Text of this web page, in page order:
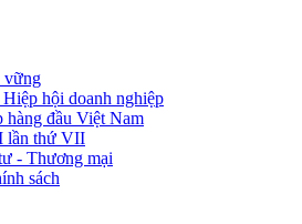
vững
hội doanh nghiệp
hàng đầu Việt Nam
lần thứ VII
- Thương mại
sách